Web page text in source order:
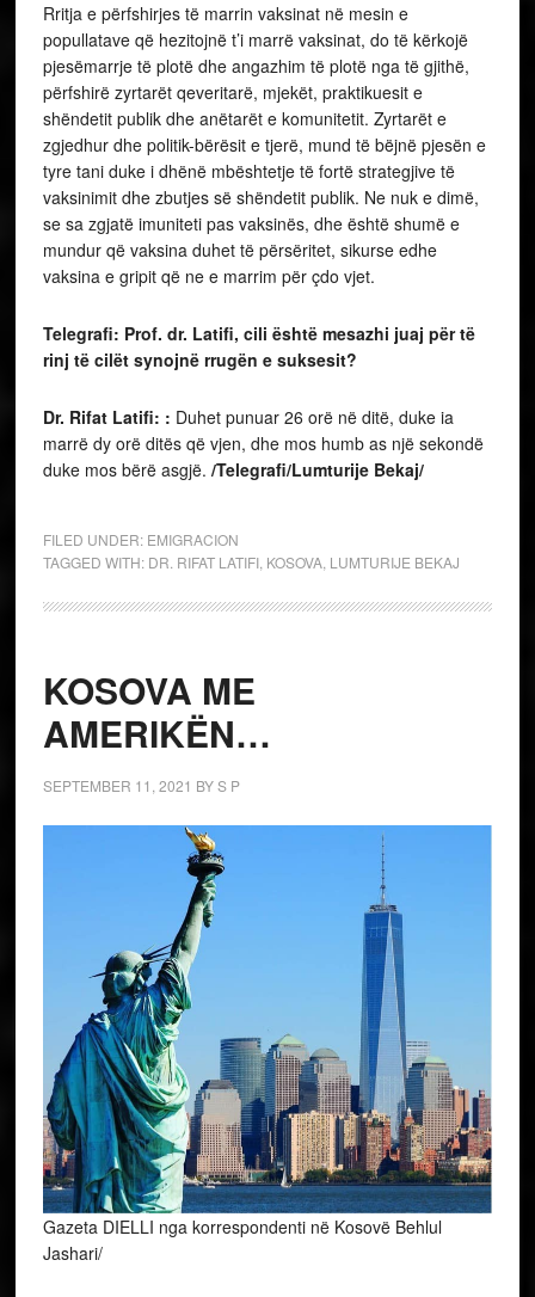
Rritja e përfshirjes të marrin vaksinat në mesin e
popullatave që hezitojnë t’i marrë vaksinat, do të kërkojë
pjesëmarrje të plotë dhe angazhim të plotë nga të gjithë,
përfshirë zyrtarët qeveritarë, mjekët, praktikuesit e
shëndetit publik dhe anëtarët e komunitetit. Zyrtarët e
zgjedhur dhe politik-bërësit e tjerë, mund të bëjnë pjesën e
tyre tani duke i dhënë mbështetje të fortë strategjive të
vaksinimit dhe zbutjes së shëndetit publik. Ne nuk e dimë,
se sa zgjatë imuniteti pas vaksinës, dhe është shumë e
mundur që vaksina duhet të përsëritet, sikurse edhe
vaksina e gripit që ne e marrim për çdo vjet.
Telegrafi: Prof. dr. Latifi, cili është mesazhi juaj për të
rinj të cilët synojnë rrugën e suksesit?
Dr. Rifat Latifi: : Duhet punuar 26 orë në ditë, duke ia
marrë dy orë ditës që vjen, dhe mos humb as një sekondë
duke mos bërë asgjë. /Telegrafi/Lumturije Bekaj/
FILED UNDER: EMIGRACION
TAGGED WITH: DR. RIFAT LATIFI, KOSOVA, LUMTURIJE BEKAJ
KOSOVA ME
AMERIKËN…
SEPTEMBER 11, 2021 BYS P
Gazeta DIELLI nga korrespondenti në Kosovë Behlul
Jashari/